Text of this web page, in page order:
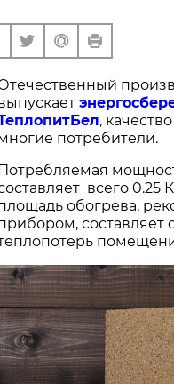
,
потребители.
всего 0.25
обогрева,
составляет